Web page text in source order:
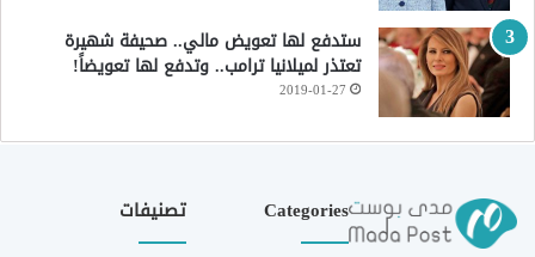
ستدفع لها تعويض مالي.. صحيفة شهيرة
تعتذر لميلانيا ترامب.. وتدفع لها تعويضاً!
2019-01-27
Categories تصنيفات